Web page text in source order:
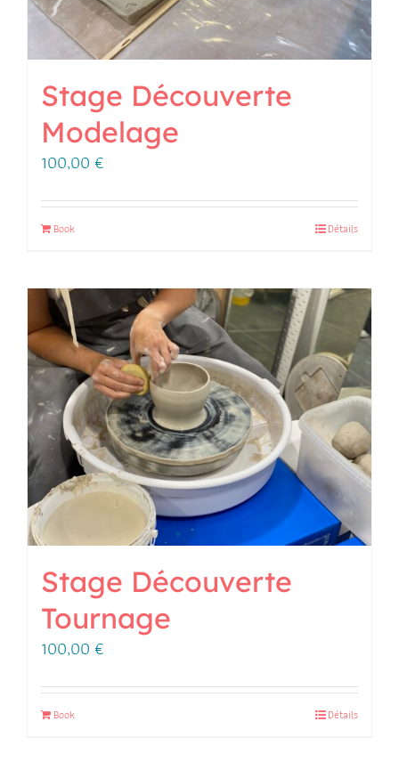
Stage Découverte
Modelage
100,00 €
Book Détails
Stage Découverte
Tournage
100,00 €
Book Détails